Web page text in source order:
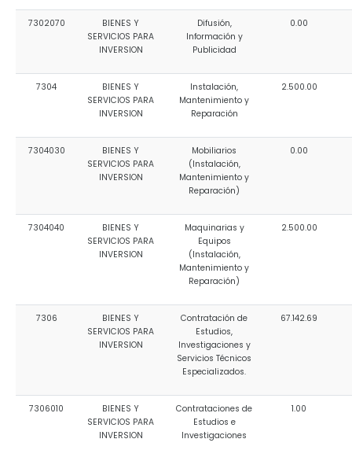
7302070
BIENES Y
SERVICIOS PARA
INVERSION
Difusión,
Información y
Publicidad
0.00
7304
BIENES Y
SERVICIOS PARA
INVERSION
Instalación,
Mantenimiento y
Reparación
2.500.00
7304030
BIENES Y
SERVICIOS PARA
INVERSION
Mobiliarios
(Instalación,
Mantenimiento y
Reparación)
0.00
7304040
BIENES Y
SERVICIOS PARA
INVERSION
Maquinarias y
Equipos
(Instalación,
Mantenimiento y
Reparación)
2.500.00
7306
BIENES Y
SERVICIOS PARA
INVERSION
Contratación de
Estudios,
Investigaciones y
Servicios Técnicos
Especializados.
67.142.69
7306010
BIENES Y
SERVICIOS PARA
INVERSION
Contrataciones de
Estudios e
Investigaciones
1.00